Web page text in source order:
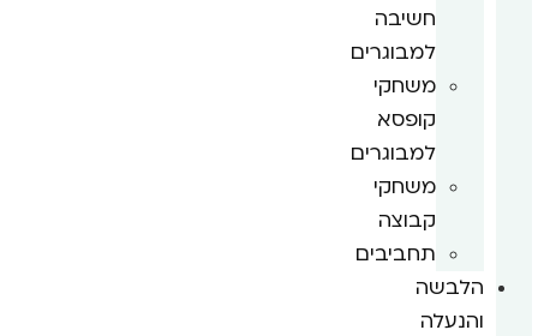
חשיבה
למבוגרים
משחקי
קופסא
למבוגרים
משחקי
קבוצה
תחביבים
הלבשה
והנעלה